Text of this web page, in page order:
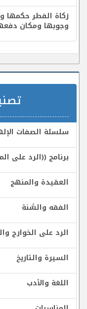
زكاة الفطر
وجوبها ومكان
سلسلة الصفات
برنامج ((الرد على
العقيدة والمنهج
الفقه والسُّنة
الرد على الخوارج
السيرة والتاريخ
اللغة والأدب